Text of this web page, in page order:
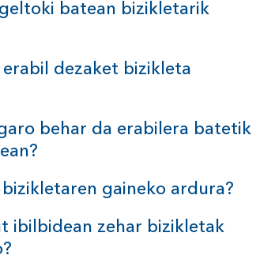
batean bizikletarik
dezaket bizikleta
behar da erabilera batetik
gaineko ardura?
ibilbidean zehar bizikletak